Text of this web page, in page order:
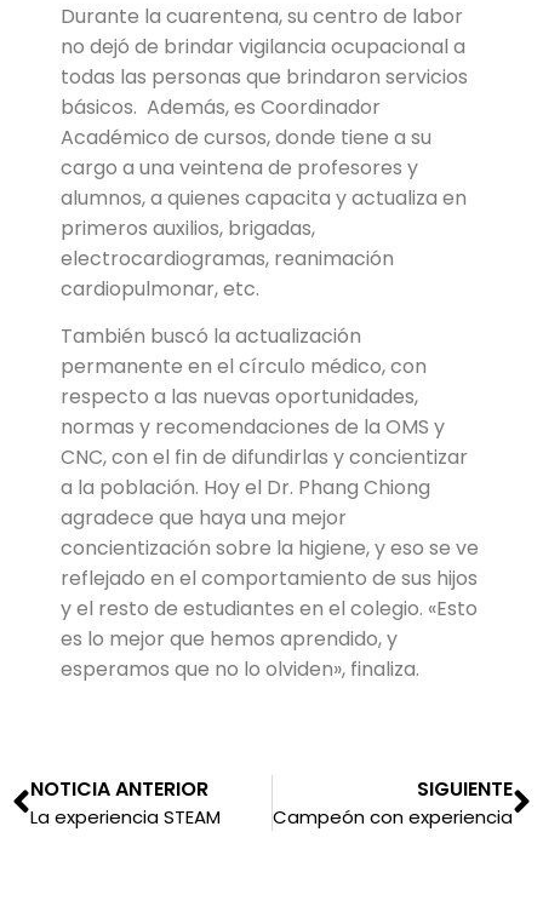
Durante la cuarentena, su centro de labor
no dejó de brindar vigilancia ocupacional a
todas las personas que brindaron servicios
básicos. Además, es Coordinador
Académico de cursos, donde tiene a su
cargo a una veintena de profesores y
alumnos, a quienes capacita y actualiza en
primeros auxilios, brigadas,
electrocardiogramas, reanimación
cardiopulmonar, etc.
También buscó la actualización
permanente en el círculo médico, con
respecto a las nuevas oportunidades,
normas y recomendaciones de la OMS y
CNC, con el fin de difundirlas y concientizar
a la población. Hoy el Dr. Phang Chiong
agradece que haya una mejor
concientización sobre la higiene, y eso se ve
reflejado en el comportamiento de sus hijos
y el resto de estudiantes en el colegio. «Esto
es lo mejor que hemos aprendido, y
esperamos que no lo olviden», finaliza.
NOTICIA ANTERIOR
La experiencia STEAM
SIGUIENTE
Campeón con experiencia